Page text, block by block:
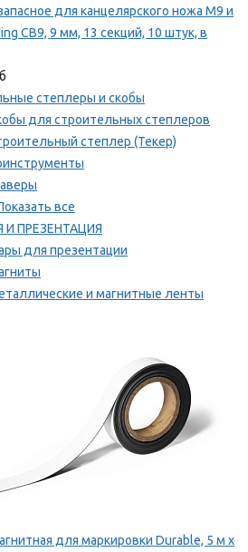
для канцелярского ножа M9 и
CB9, 9 мм, 13 секций, 10 штук, в
степлеры и скобы
для строительных степлеров
степлер (Текер)
все
ПРЕЗЕНТАЦИЯ
для презентации
и магнитные ленты
для маркировки Durable, 5 м х